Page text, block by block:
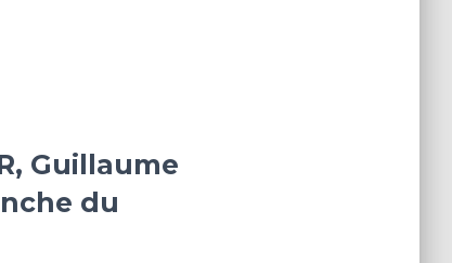
Guillaume
du